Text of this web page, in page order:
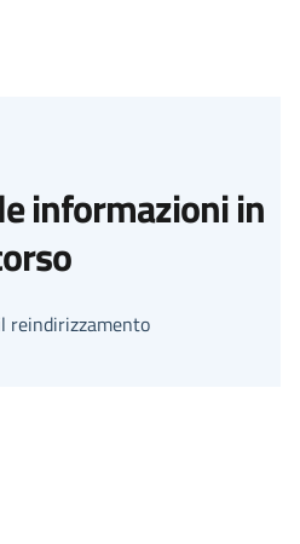
informazioni in
reindirizzamento